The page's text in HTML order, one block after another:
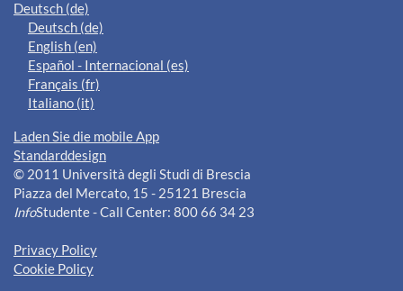
Deutsch ‎(de)‎
Deutsch ‎(de)‎
English ‎(en)‎
Español - Internacional ‎(es)‎
Français ‎(fr)‎
Italiano ‎(it)‎
Laden Sie die mobile App
Standarddesign
© 2011 Università degli Studi di Brescia
Piazza del Mercato, 15 - 25121 Brescia
InfoStudente - Call Center: 800 66 34 23
Privacy Policy
Cookie Policy